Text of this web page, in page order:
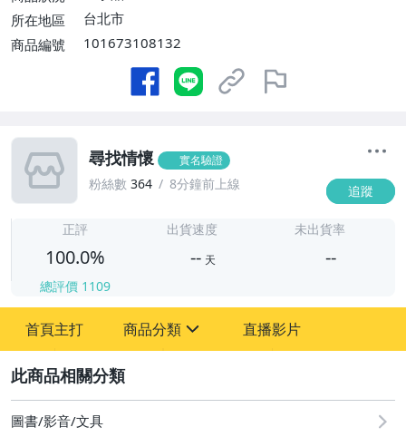
所在地區
台北市
商品編號
101673108132
尋找情懷 實名驗證
粉絲數 364 8分鐘前上線 追蹤
正評
100.0%
總評價 1109
出貨速度
-- 天
未出貨率
--
首頁主打 商品分類
圖書/影音/文具
偶像、球員卡與郵幣
直播影片
圖書/影音/文具